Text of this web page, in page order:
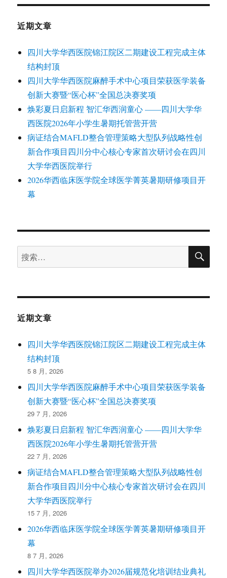
近期文章
四川大学华西医院锦江院区二期建设工程完成主体
结构封顶
四川大学华西医院麻醉手术中心项目荣获医学装备
创新大赛暨“医心杯”全国总决赛奖项
焕彩夏日启新程 智汇华西润童心 ——四川大学华
西医院2026年小学生暑期托管营开营
病证结合MAFLD整合管理策略大型队列战略性创
新合作项目四川分中心核心专家首次研讨会在四川
大学华西医院举行
2026华西临床医学院全球医学菁英暑期研修项目开
幕
搜
索：
搜
近期文章
四川大学华西医院锦江院区二期建设工程完成主体
结构封顶
5 8 月, 2026
四川大学华西医院麻醉手术中心项目荣获医学装备
创新大赛暨“医心杯”全国总决赛奖项
29 7 月, 2026
焕彩夏日启新程 智汇华西润童心 ——四川大学华
西医院2026年小学生暑期托管营开营
22 7 月, 2026
病证结合MAFLD整合管理策略大型队列战略性创
新合作项目四川分中心核心专家首次研讨会在四川
大学华西医院举行
15 7 月, 2026
2026华西临床医学院全球医学菁英暑期研修项目开
幕
8 7 月, 2026
四川大学华西医院举办2026届规范化培训结业典礼